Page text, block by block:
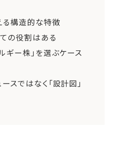
る構造的な特徴
の役割はある
ギー株」を選ぶケース
スではなく「設計図」